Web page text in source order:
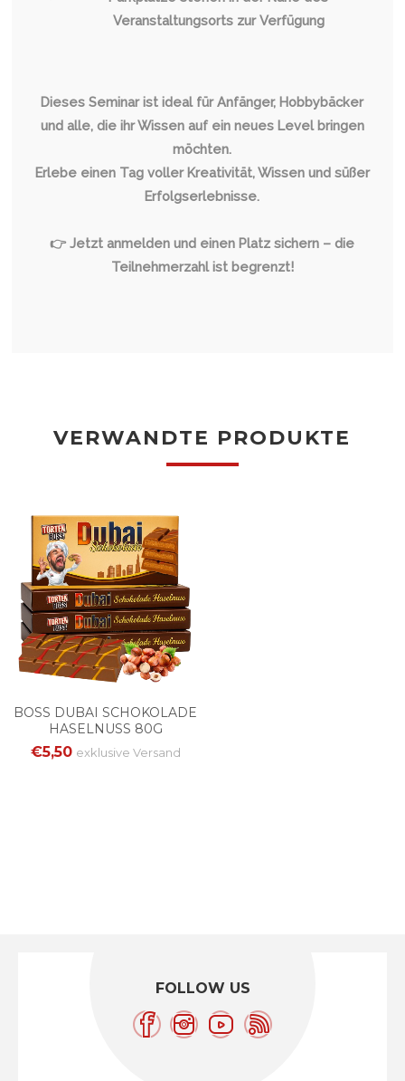
Veranstaltungsorts zur Verfügung
Dieses Seminar ist ideal für Anfänger, Hobbybäcker
und alle, die ihr Wissen auf ein neues Level bringen
möchten.
Erlebe einen Tag voller Kreativität, Wissen und süßer
Erfolgserlebnisse.
👉 Jetzt anmelden und einen Platz sichern – die
Teilnehmerzahl ist begrenzt!
VERWANDTE PRODUKTE
BOSS DUBAI SCHOKOLADE
HASELNUSS 80G
€5,50 exklusive Versand
FOLLOW US